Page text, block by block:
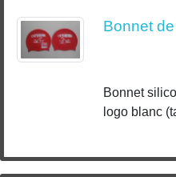
Bonnet
Bonnet
logo blanc